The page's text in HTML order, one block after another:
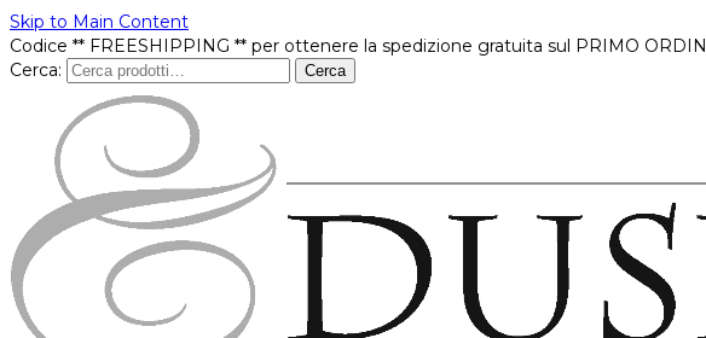
Skip to Main Content
Codice ** FREESHIPPING ** per ottenere la spedizione gratuita sul PRIMO
Cerca:
Cerca